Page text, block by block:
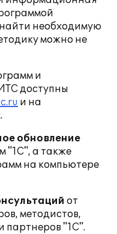
необходимую
можно не
и
доступны
и на
обновление
"1С", а также
на компьютере
от
методистов,
партнеров "1С".